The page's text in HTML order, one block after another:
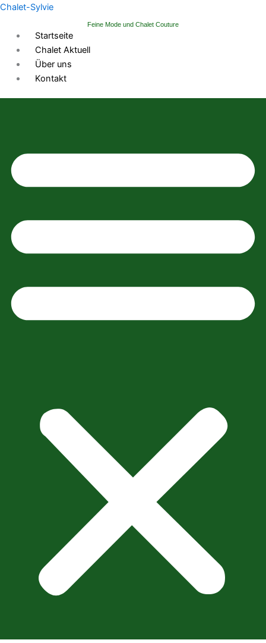
Zum
springen
Chalet-Sylvie
Feine Mode und Chalet Couture
Startseite
Chalet Aktuell
Über uns
Kontakt